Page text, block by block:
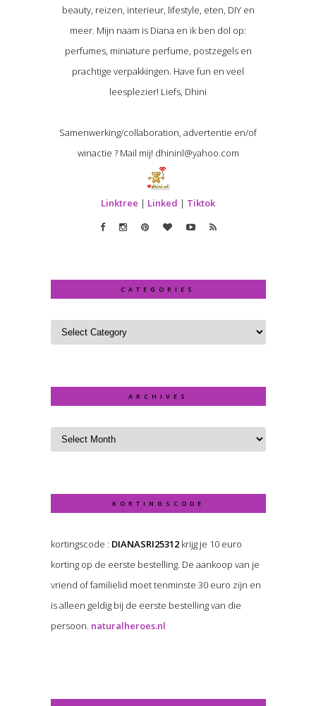
beauty, reizen, interieur, lifestyle, eten, DIY en
meer. Mijn naam is Diana en ik ben dol op:
perfumes, miniature perfume, postzegels en
prachtige verpakkingen. Have fun en veel
leesplezier! Liefs, Dhini
Samenwerking/collaboration, advertentie en/of
winactie ? Mail mij! dhininl@yahoo.com
Linktree | Linked | Tiktok
CATEGORIES
ARCHIVES
KORTINGSCODE
kortingscode : DIANASRI25312krijg je 10 euro
korting op de eerste bestelling. De aankoop van je
vriend of familielid moet tenminste 30 euro zijn en
is alleen geldig bij de eerste bestelling van die
persoon. naturalheroes.nl